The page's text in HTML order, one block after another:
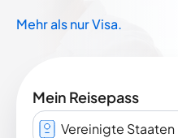
Mehr als nur Visa.
Mein Reisepass
Vereinigte Staaten